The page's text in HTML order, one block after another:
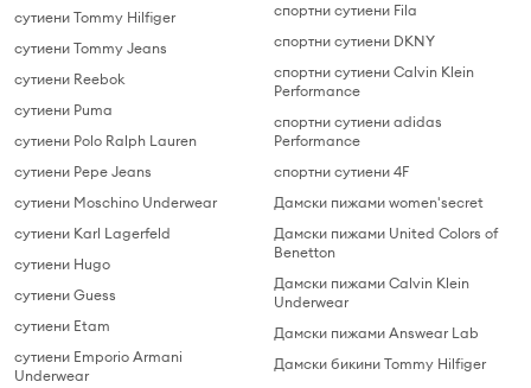
сутиени Tommy Hilfiger
сутиени Tommy Jeans
сутиени Reebok
сутиени Puma
сутиени Polo Ralph Lauren
сутиени Pepe Jeans
сутиени Moschino Underwear
сутиени Karl Lagerfeld
сутиени Hugo
сутиени Guess
сутиени Etam
сутиени Emporio Armani
Underwear
спортни сутиени Fila
спортни сутиени DKNY
спортни сутиени Calvin Klein
Performance
спортни сутиени adidas
Performance
спортни сутиени 4F
Дамски пижами women'secret
Дамски пижами United Colors of
Benetton
Дамски пижами Calvin Klein
Underwear
Дамски пижами Answear Lab
Дамски бикини Tommy Hilfiger